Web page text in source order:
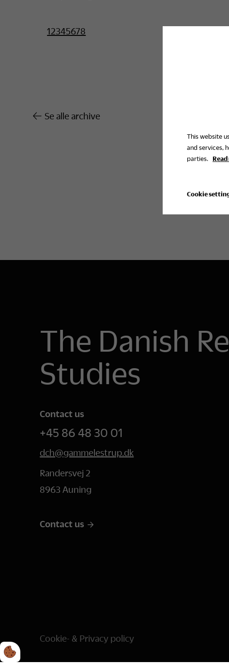
12345678
Se alle archive
The Danish
Studies
Contact us
+45 86 48 30 01
dch@gammelestrup.dk
Randersvej 2
8963 Auning
Contact us
Cookie- & Privacy policy
This website
and services,
parties.
Cookie